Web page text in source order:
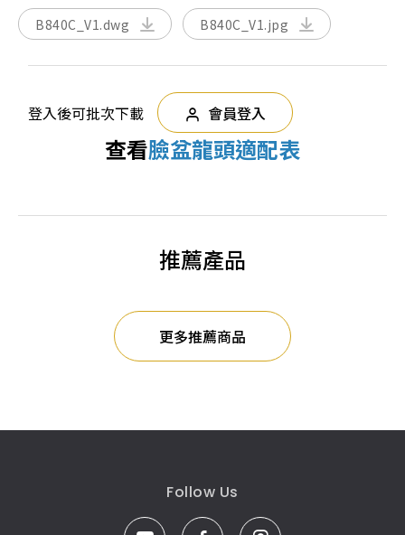
B840C_V1.dwg B840C_V1.jpg
登入後可批次下載 會員登入
查看臉盆龍頭適配表
推薦產品
更多推薦商品
Follow Us